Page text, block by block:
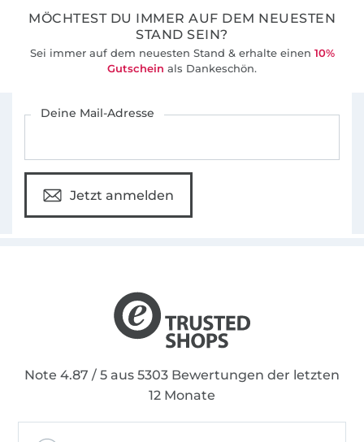
MÖCHTEST DU IMMER AUF DEM NEUESTEN
STAND SEIN?
Sei immer auf dem neuesten Stand & erhalte einen 10%
Gutschein als Dankeschön.
Deine Mail-Adresse
Jetzt anmelden
Note 4.87 / 5 aus 5303 Bewertungen der letzten
12 Monate